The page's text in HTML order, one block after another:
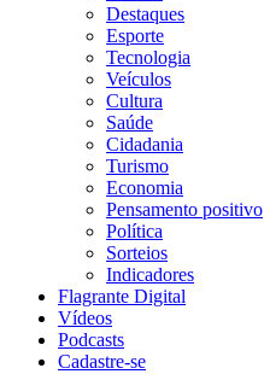
Destaques
Esporte
Tecnologia
Veículos
Cultura
Saúde
Cidadania
Turismo
Economia
Pensamento positivo
Política
Sorteios
Indicadores
Flagrante Digital
Vídeos
Podcasts
Cadastre-se